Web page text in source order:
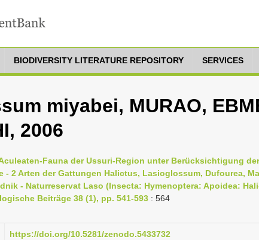
BIODIVERSITY LITERATURE REPOSITORY SERVICES
miyabei, MURAO,
2006
Fauna der Ussuri-Region unter Berücksichtigung der
- 2 Arten der Gattungen Halictus, Lasioglossum, Dufourea,
- Naturreservat Laso (Insecta: Hymenoptera: Apoidea:
Beiträge 38 (1), pp. 541-593 : 564
https://doi.org/10.5281/zenodo.5433732